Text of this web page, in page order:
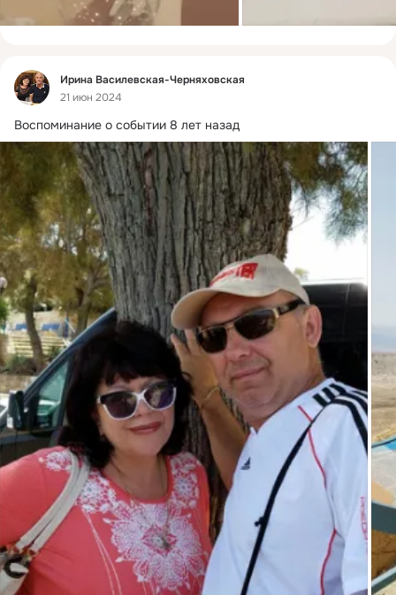
Фид
Ирина Василевская-Черняховская
21 июн 2024
Воспоминание о событии 8 лет назад